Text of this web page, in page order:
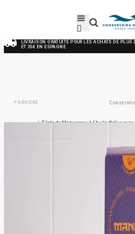
LIVRAISON GRATUITE POUR LES ACHATS DE
ET 35€ EN ESPAGNE
ARRIÈRE
/ Filets de Maquereau à l´huile d'olive